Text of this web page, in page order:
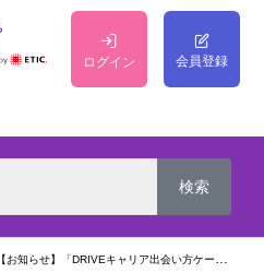
ログイン 会員登録
【お知らせ】「DRIVEキャリア出会い方ケースブック」を更新しました